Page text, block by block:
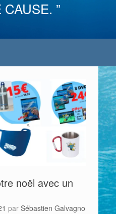
”
noël avec un
par Sébastien Galvagno